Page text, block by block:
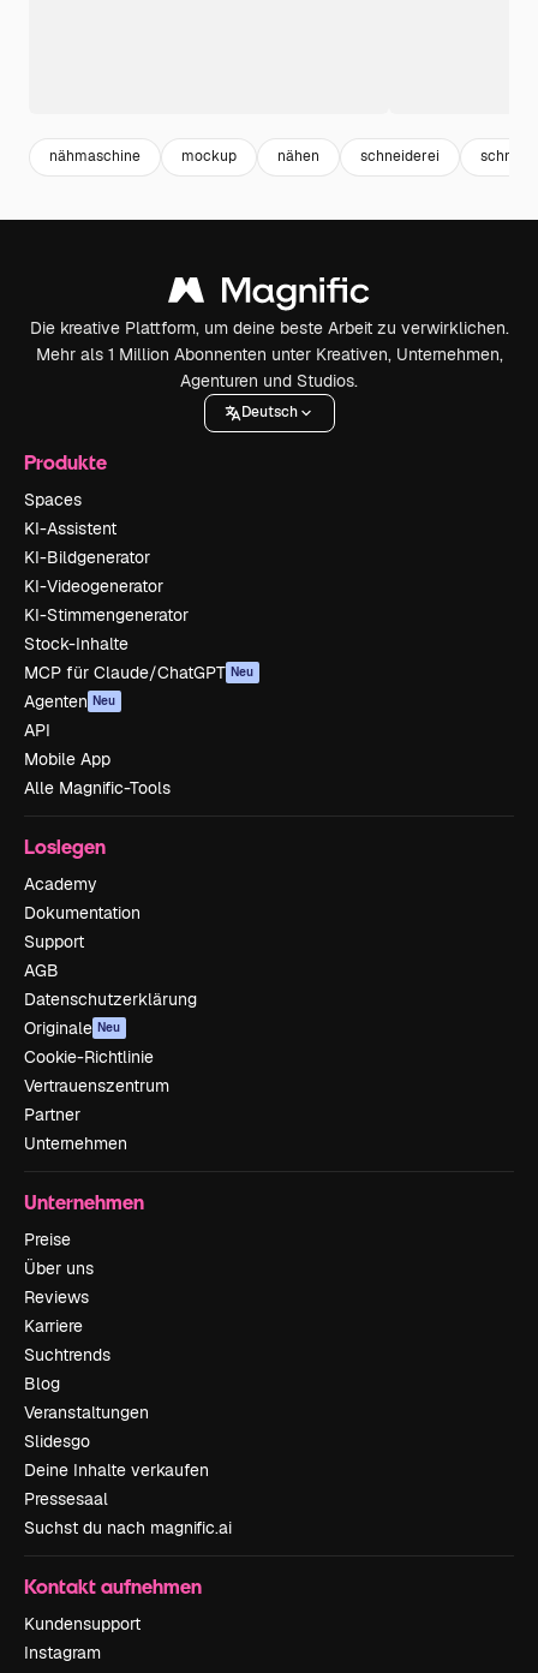
nähmaschine mockup nähen schneiderei
Die kreative Plattform, um deine beste Arbeit zu verwirklichen.
Mehr als 1 Million Abonnenten unter Kreativen, Unternehmen,
Agenturen und Studios.
Deutsch
Produkte
Spaces
KI-Assistent
KI-Bildgenerator
KI-Videogenerator
KI-Stimmengenerator
Stock-Inhalte
MCP für Claude/ChatGPT Neu
Agenten Neu
API
Mobile App
Alle Magnific-Tools
Loslegen
Academy
Dokumentation
Support
AGB
Datenschutzerklärung
Originale Neu
Cookie-Richtlinie
Vertrauenszentrum
Partner
Unternehmen
Unternehmen
Preise
Über uns
Reviews
Karriere
Suchtrends
Blog
Veranstaltungen
Slidesgo
Deine Inhalte verkaufen
Pressesaal
Suchst du nach magnific.ai
Kontakt aufnehmen
Kundensupport
Instagram